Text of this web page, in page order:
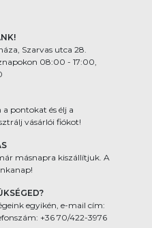
Szarvas utca 28.
08:00 - 17:00,
pontokat és élj a
vásárlói fiókot!
másnapra kiszállítjuk. A
egyikén, e-mail cím:
+36 70/422-3976